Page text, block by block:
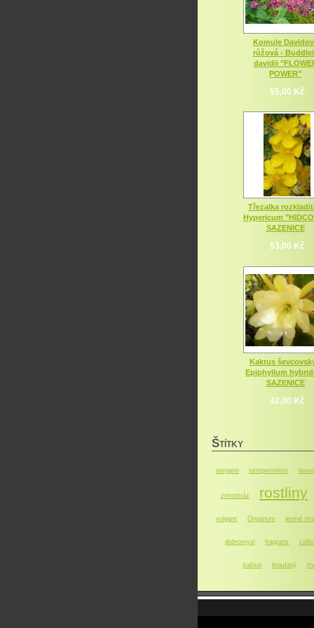
Komule
růžová -
davidii
POWER"
55,00 Kč
Třezalka
Hypericum
SAZENICE
53,00 Kč
Kaktus
Epiphyllum
SAZENICE
42,00 Kč
ŠTÍTKY
oregano sempervirens
zimostráz rostliny
vulgare Origanum levné
dobromysl fragrans
kalísie bradatý